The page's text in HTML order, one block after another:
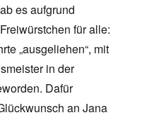
es aufgrund
für alle:
„ausgeliehen“, mit
in der
Dafür
an Jana